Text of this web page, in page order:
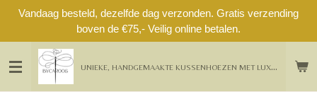
Ga
naar
de
hoofdinhoud
U
NIEKE, HANDGEMAAKTE KUSSENHOEZEN MET LUXE DETAILS UIT EIGEN ATELIER
Vandaag besteld, dezelfde dag verzonden. Gratis verzending
boven de €75,- Veilig online betalen.